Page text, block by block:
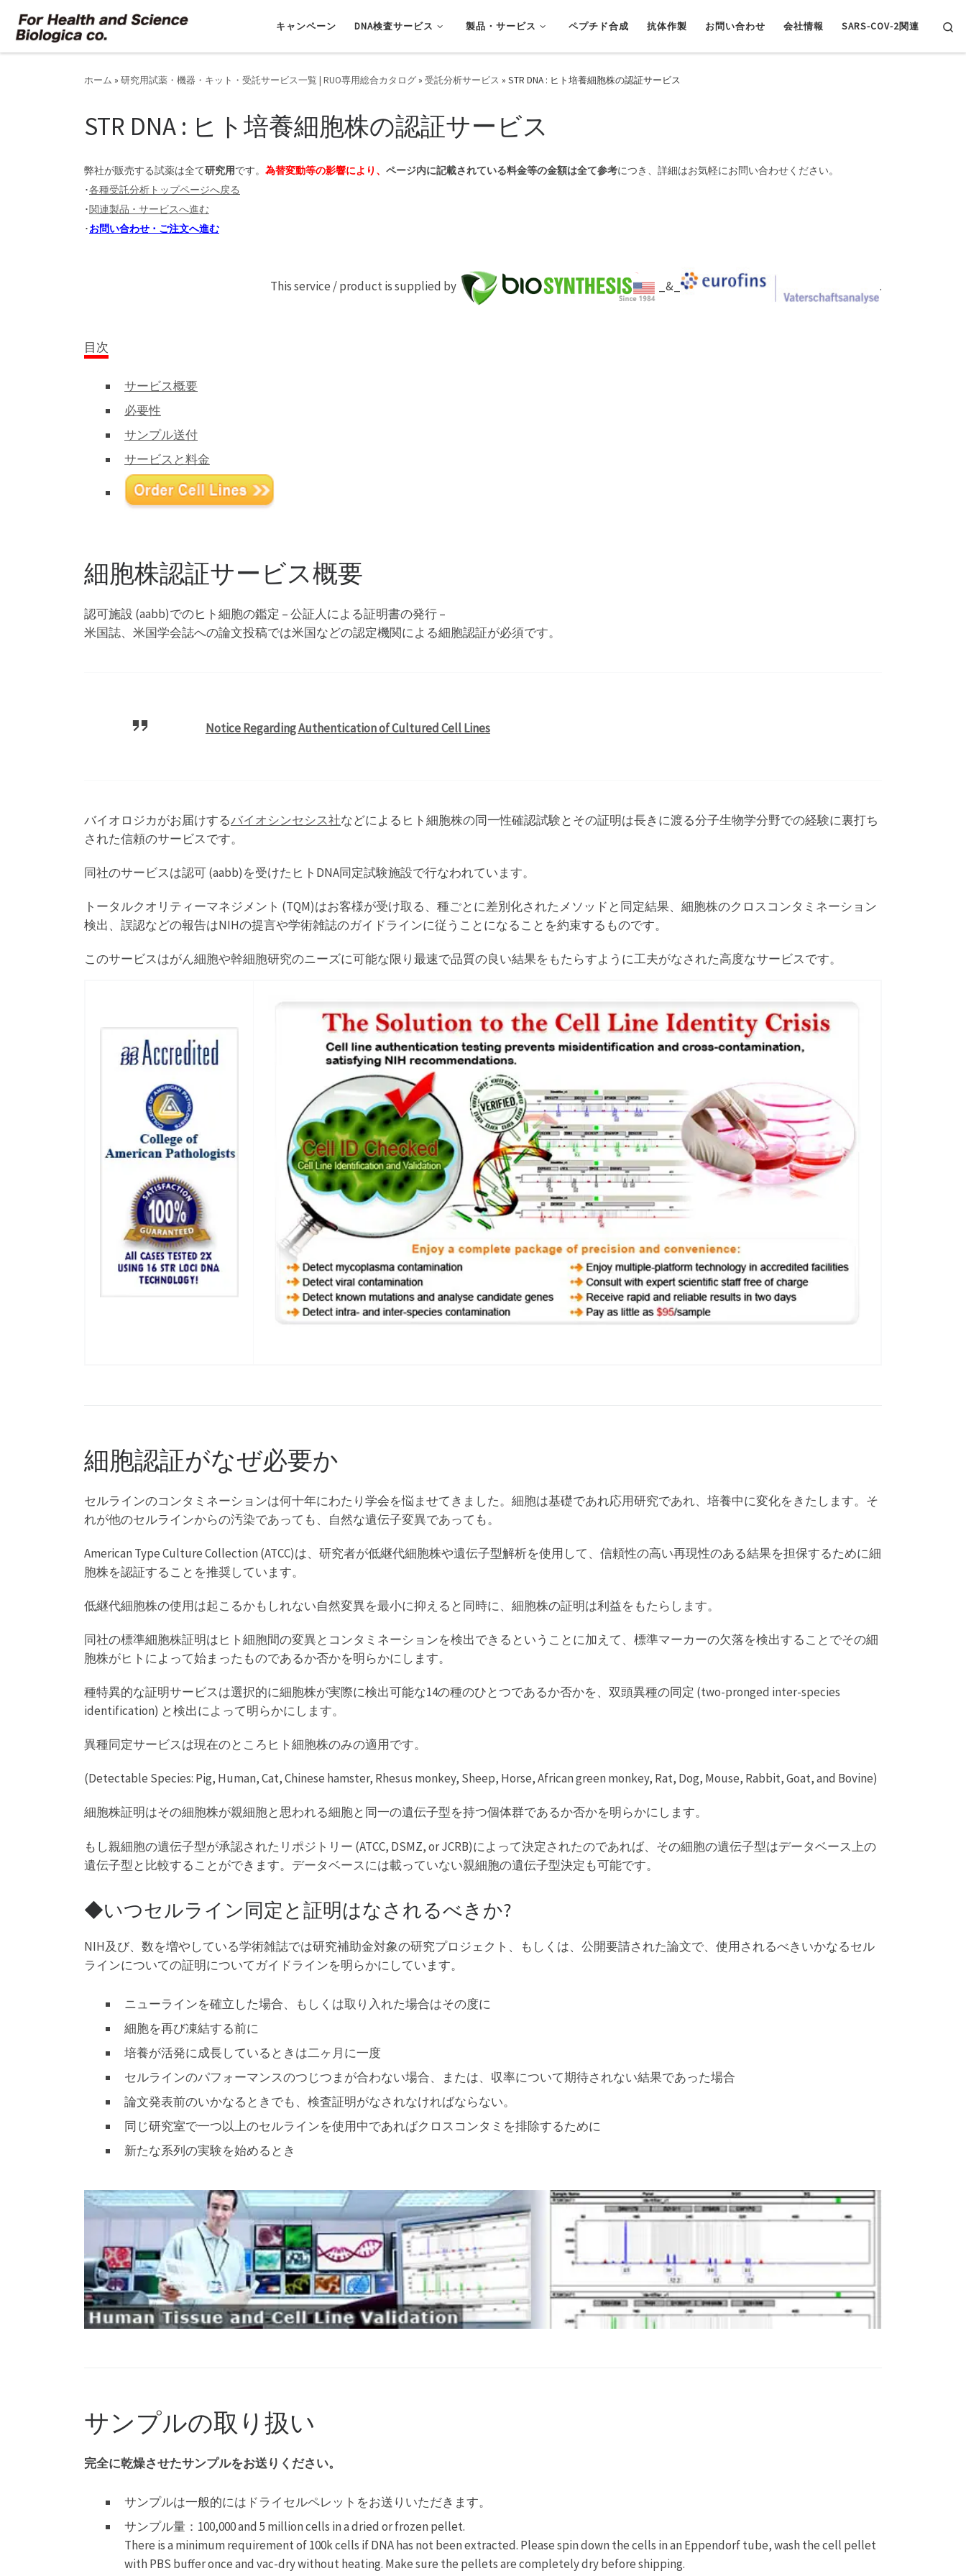
コンテンツへスキップ キャンペーン DNA検査サービス 製品・サービス ペプチド合成 抗体作製 お問い合わせ 会社情報 SARS-COV-2関連
ホーム » 研究用試薬・機器・キット・受託サービス一覧 | RUO専用総合カタログ » 受託分析サービス » STR DNA : ヒト培養細胞株の認証サービス
STR DNA : ヒト培養細胞株の認証サービス
弊社が販売する試薬は全て研究用です。 為替変動等の影響により、 ページ内に記載されている料金等の金額は全て参考につき、詳細はお気軽にお問い合わせください。
･各種受託分析トップページへ戻る
･関連製品 ･ サービスへ進む
･お問い合わせ ･ ご注文へ進む
This service / product is supplied by _&_ .
目次
サービス概要
必要性
サンプル送付
サービスと料金
細胞株認証サービス概要
認可施設 (aabb)でのヒト細胞の鑑定 – 公証人による証明書の発行 –
米国誌、米国学会誌への論文投稿では米国などの認定機関による細胞認証が必須です。
Notice Regarding Authentication of Cultured Cell Lines
バイオロジカがお届けするバイオシンセシス社などによるヒト細胞株の同一性確認試験とその証明は長きに渡る分子生物学分野での経験に裏打ち
された信頼のサービスです。
同社のサービスは認可 (aabb)を受けたヒトDNA同定試験施設で行なわれています。
トータルクオリティーマネジメント (TQM)はお客様が受け取る、種ごとに差別化されたメソッドと同定結果、細胞株のクロスコンタミネーション
検出、誤認などの報告はNIHの提言や学術雑誌のガイドラインに従うことになることを約束するものです。
このサービスはがん細胞や幹細胞研究のニーズに可能な限り最速で品質の良い結果をもたらすように工夫がなされた高度なサービスです。
細胞認証がなぜ必要か
セルラインのコンタミネーションは何十年にわたり学会を悩ませてきました。細胞は基礎であれ応用研究であれ、培養中に変化をきたします。そ
れが他のセルラインからの汚染であっても、自然な遺伝子変異であっても。
American Type Culture Collection (ATCC)は、研究者が低継代細胞株や遺伝子型解析を使用して、信頼性の高い再現性のある結果を担保するために細
胞株を認証することを推奨しています。
低継代細胞株の使用は起こるかもしれない自然変異を最小に抑えると同時に、細胞株の証明は利益をもたらします。
同社の標準細胞株証明はヒト細胞間の変異とコンタミネーションを検出できるということに加えて、標準マーカーの欠落を検出することでその細
胞株がヒトによって始まったものであるか否かを明らかにします。
種特異的な証明サービスは選択的に細胞株が実際に検出可能な14の種のひとつであるか否かを、双頭異種の同定 (two-pronged inter-species
identification) と検出によって明らかにします。
異種同定サービスは現在のところヒト細胞株のみの適用です。
(Detectable Species: Pig, Human, Cat, Chinese hamster, Rhesus monkey, Sheep, Horse, African green monkey, Rat, Dog, Mouse, Rabbit, Goat, and Bovine)
細胞株証明はその細胞株が親細胞と思われる細胞と同一の遺伝子型を持つ個体群であるか否かを明らかにします。
もし親細胞の遺伝子型が承認されたリポジトリー (ATCC, DSMZ, or JCRB)によって決定されたのであれば、その細胞の遺伝子型はデータベース上の
遺伝子型と比較することができます。データベースには載っていない親細胞の遺伝子型決定も可能です。
◆いつセルライン同定と証明はなされるべきか?
NIH及び、数を増やしている学術雑誌では研究補助金対象の研究プロジェクト、もしくは、公開要請された論文で、使用されるべきいかなるセル
ラインについての証明についてガイドラインを明らかにしています。
ニューラインを確立した場合、もしくは取り入れた場合はその度に
細胞を再び凍結する前に
培養が活発に成長しているときは二ヶ月に一度
セルラインのパフォーマンスのつじつまが合わない場合、または、収率について期待されない結果であった場合
論文発表前のいかなるときでも、検査証明がなされなければならない。
同じ研究室で一つ以上のセルラインを使用中であればクロスコンタミを排除するために
新たな系列の実験を始めるとき
サンプルの取り扱い
完全に乾燥させたサンプルをお送りください。
サンプルは一般的にはドライセルペレットをお送りいただきます。
サンプル量：100,000 and 5 million cells in a dried or frozen pellet.
There is a minimum requirement of 100k cells if DNA has not been extracted. Please spin down the cells in an Eppendorf tube, wash the cell pellet
with PBS buffer once and vac-dry without heating. Make sure the pellets are completely dry before shipping.